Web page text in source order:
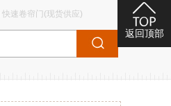
快速卷帘门(现货供应)
返回顶部